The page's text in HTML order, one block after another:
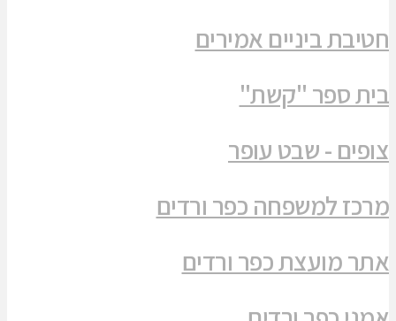
חטיבת ביניים אמירים
בית ספר "קשת"
צופים - שבט עופר
מרכז למשפחה כפר ורדים
אתר מועצת כפר ורדים